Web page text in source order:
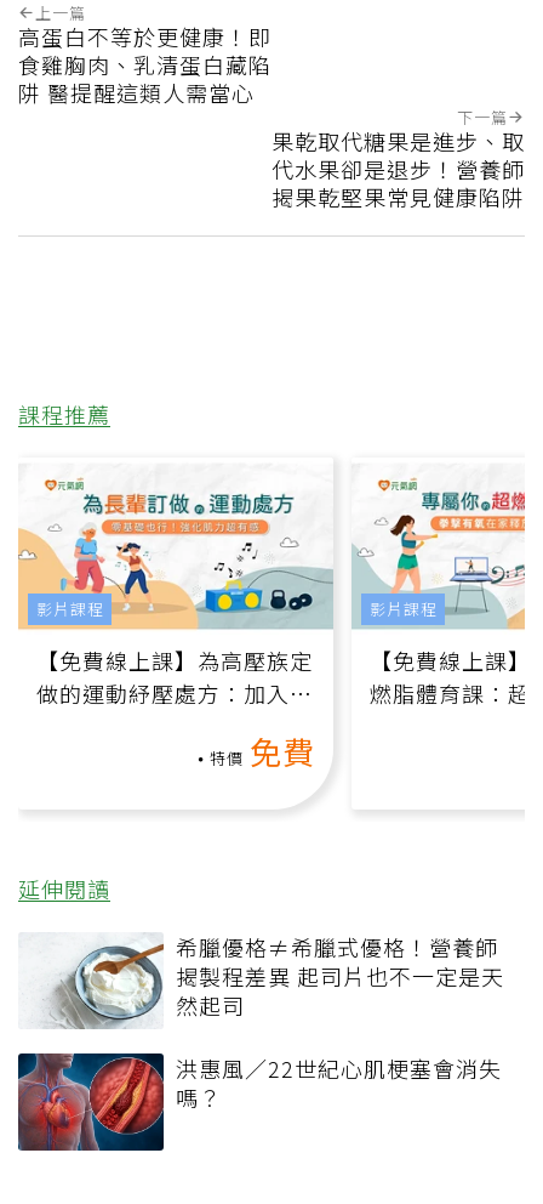
上一篇
高蛋白不等於更健康！即
食雞胸肉、乳清蛋白藏陷
阱 醫提醒這類人需當心
下一篇
果乾取代糖果是進步、取
代水果卻是退步！營養師
揭果乾堅果常見健康陷阱
課程推薦
【免費線上課】為高壓族定
做的運動紓壓處方：加入行
特價 免費
影片課程
【免費線上課
燃脂體育課：超
影片課程
延伸閱讀
希臘優格≠希臘式優格！營養師
揭製程差異 起司片也不一定是天
然起司
洪惠風／22世紀心肌梗塞會消失
嗎？